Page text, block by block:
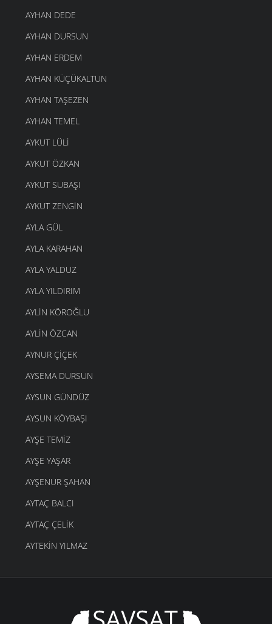
AYHAN DEDE
AYHAN DURSUN
AYHAN ERDEM
AYHAN KÜÇÜKALTUN
AYHAN TAŞEZEN
AYHAN TEMEL
AYKUT LÜLI
AYKUT ÖZKAN
AYKUT SUBAŞI
AYKUT ZENGIN
AYLA GÜL
AYLA KARAHAN
AYLA YALDUZ
AYLA YILDIRIM
AYLIN KÖROĞLU
AYLIN ÖZCAN
AYNUR ÇIÇEK
AYSEMA DURSUN
AYSUN GÜNDÜZ
AYSUN KÖYBAŞI
AYŞE TEMIZ
AYŞE YAŞAR
AYŞENUR ŞAHAN
AYTAÇ BALCI
AYTAÇ ÇELIK
AYTEKIN YILMAZ